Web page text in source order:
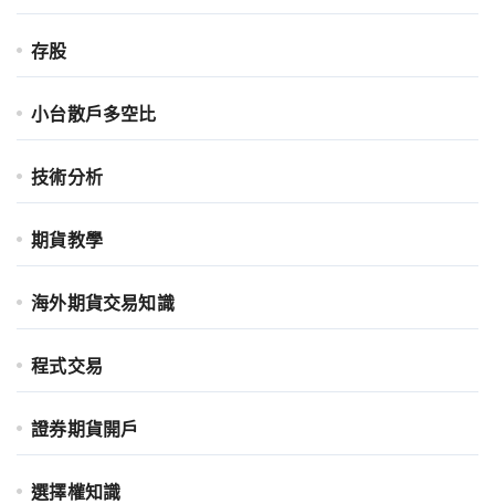
存股
小台散戶多空比
技術分析
期貨教學
海外期貨交易知識
程式交易
證券期貨開戶
選擇權知識